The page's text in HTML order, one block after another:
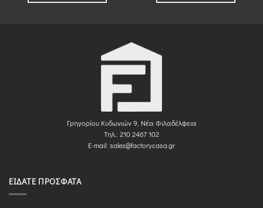
Γρηγορίου Κυδωνιών 9, Νέα Φιλαδέλφεια
Τηλ.: 210 2467 102
E-mail: sales@factorycasa.gr
ΕΊΔΑΤΕ ΠΡΌΣΦΑΤΑ